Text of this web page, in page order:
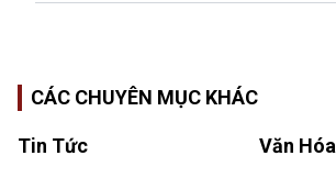
CÁC CHUYÊN MỤC KHÁC
Tin Tức Văn Hóa